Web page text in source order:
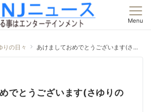
Menu
りの日々 あけましておめでとうございます(さゆりの日々㉚)
でとうございます(さゆりの